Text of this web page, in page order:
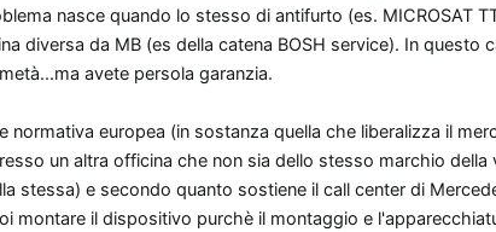
nasce quando lo stesso di antifurto (es. MICROSAT
diversa da MB (es della catena BOSH service). In
avete persola garanzia.
normativa europea (in sostanza quella che liberalizza il
un altra officina che non sia dello stesso marchio della
stessa) e secondo quanto sostiene il call center di
montare il dispositivo purchè il montaggio e